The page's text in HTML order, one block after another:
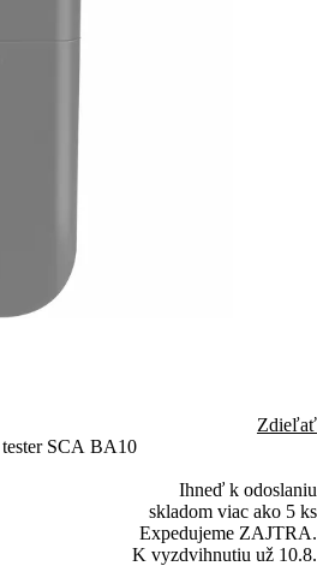
Zdieľať
SCA BA10
Ihneď k odoslaniu
skladom viac ako 5 ks
Expedujeme ZAJTRA.
K vyzdvihnutiu už 10.8.